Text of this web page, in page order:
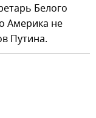
Белого
Америка не
Путина.